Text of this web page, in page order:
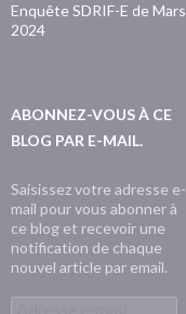
Enquête SDRIF-E de Mars
2024
ABONNEZ-VOUS À CE
BLOG PAR E-MAIL.
Saisissez votre adresse e-
mail pour vous abonner à
ce blog et recevoir une
notification de chaque
nouvel article par email.